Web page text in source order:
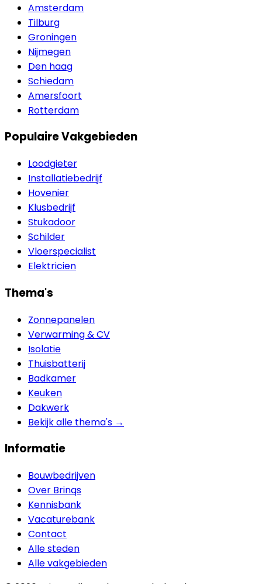
Amsterdam
Tilburg
Groningen
Nijmegen
Den haag
Schiedam
Amersfoort
Rotterdam
Populaire Vakgebieden
Loodgieter
Installatiebedrijf
Hovenier
Klusbedrijf
Stukadoor
Schilder
Vloerspecialist
Elektricien
Thema's
Zonnepanelen
Verwarming & CV
Isolatie
Thuisbatterij
Badkamer
Keuken
Dakwerk
Bekijk alle thema's →
Informatie
Bouwbedrijven
Over Brinqs
Kennisbank
Vacaturebank
Contact
Alle steden
Alle vakgebieden